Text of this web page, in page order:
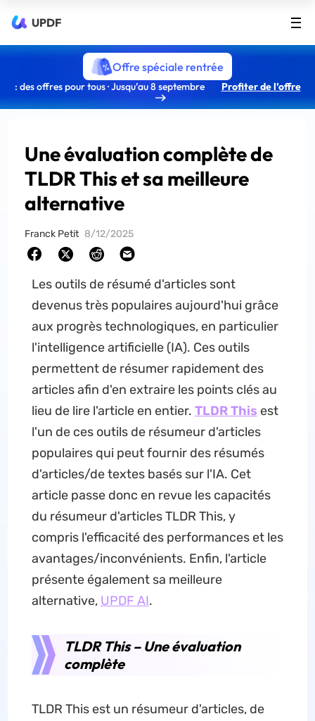
UPDF
Offre spéciale rentrée
: des offres pour tous · Jusqu’au 8 septembre Profiter de l’offre
Une évaluation complète de
TLDR This et sa meilleure
alternative
Franck Petit 8/12/2025
Les outils de résumé d'articles sont
devenus très populaires aujourd'hui grâce
aux progrès technologiques, en particulier
l'intelligence artificielle (IA). Ces outils
permettent de résumer rapidement des
articles afin d'en extraire les points clés au
lieu de lire l'article en entier. TLDR This est
l'un de ces outils de résumeur d'articles
populaires qui peut fournir des résumés
d'articles/de textes basés sur l'IA. Cet
article passe donc en revue les capacités
du résumeur d'articles TLDR This, y
compris l'efficacité des performances et les
avantages/inconvénients. Enfin, l'article
présente également sa meilleure
alternative, UPDF AI.
TLDR This – Une évaluation
complète
TLDR This est un résumeur d'articles, de